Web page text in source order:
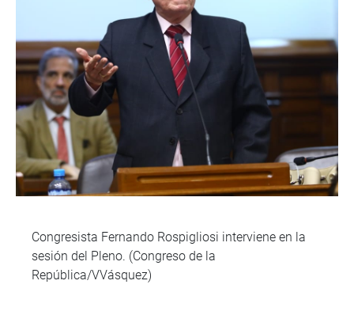
Congresista Fernando Rospigliosi interviene en la
sesión del Pleno. (Congreso de la
República/VVásquez)